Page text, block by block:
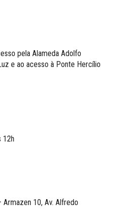
pela Alameda Adolfo
e ao acesso à Ponte Hercílio
12h
Armazen 10, Av. Alfredo